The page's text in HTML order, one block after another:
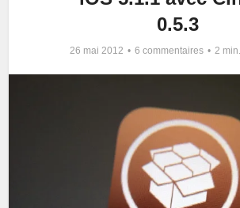
0.5.3
26 mai 2012 6 commentaires 2